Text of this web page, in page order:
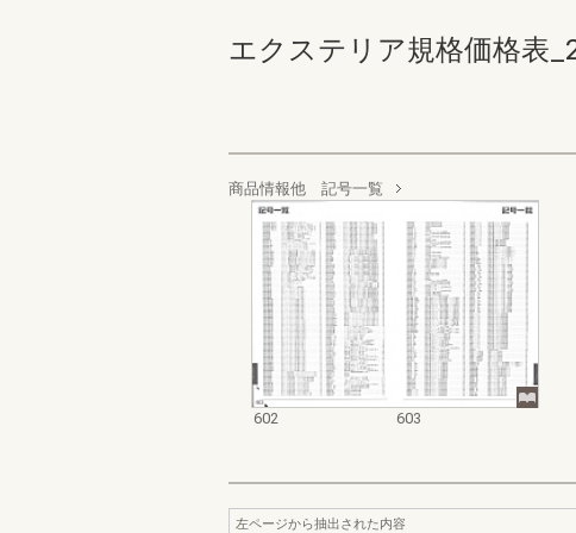
エクステリア規格価格表
商品情報他 記号一覧
602 603
左ページから抽出された内容